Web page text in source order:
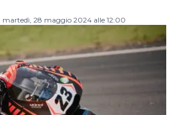
martedì, 28 maggio 2024 alle 12:00